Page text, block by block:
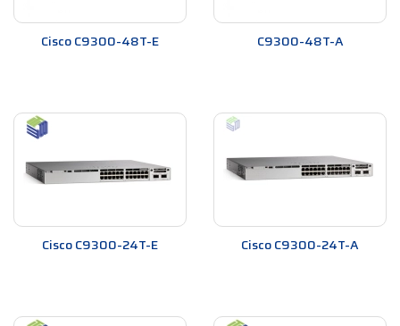
Cisco C9300-48T-E C9300-48T-A
Cisco C9300-24T-E Cisco C9300-24T-A